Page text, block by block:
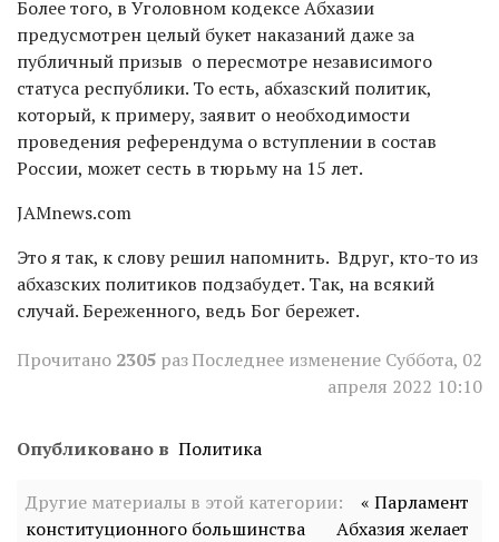
Более того, в Уголовном кодексе Абхазии
предусмотрен целый букет наказаний даже за
публичный призыв о пересмотре независимого
статуса республики. То есть, абхазский политик,
который, к примеру, заявит о необходимости
проведения референдума о вступлении в состав
России, может сесть в тюрьму на 15 лет.
JAMnews.com
Это я так, к слову решил напомнить. Вдруг, кто-то из
абхазских политиков подзабудет. Так, на всякий
случай. Береженного, ведь Бог бережет.
Прочитано 2305 разПоследнее изменение Суббота, 02
апреля 2022 10:10
Опубликовано в Политика
Другие материалы в этой категории:
« Парламент
конституционного большинства
Абхазия желает